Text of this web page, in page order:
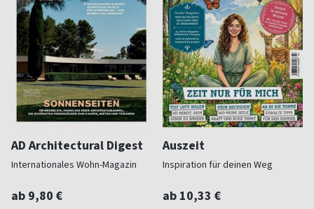
AD Architectural Digest
Internationales Wohn-Magazin
ab 9,80 €
Auszeit
Inspiration für deinen Weg
ab 10,33 €